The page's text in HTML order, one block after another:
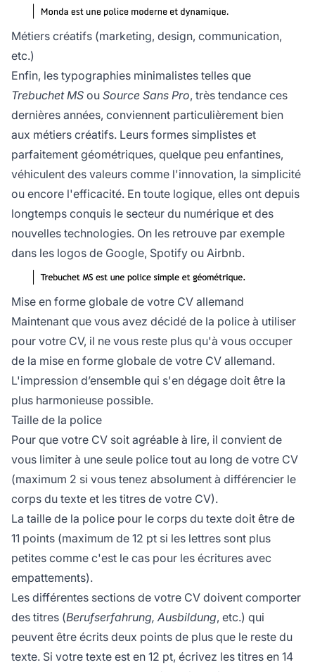
Métiers créatifs (marketing, design, communication,
etc.)
Enfin, les typographies minimalistes telles que
Trebuchet MS ou Source Sans Pro, très tendance ces
dernières années, conviennent particulièrement bien
aux métiers créatifs. Leurs formes simplistes et
parfaitement géométriques, quelque peu enfantines,
véhiculent des valeurs comme l'innovation, la simplicité
ou encore l'efficacité. En toute logique, elles ont depuis
longtemps conquis le secteur du numérique et des
nouvelles technologies. On les retrouve par exemple
dans les logos de Google, Spotify ou Airbnb.
Mise en forme globale de votre CV allemand
Maintenant que vous avez décidé de la police à utiliser
pour votre CV, il ne vous reste plus qu'à vous occuper
de la mise en forme globale de votre CV allemand.
L'impression d’ensemble qui s'en dégage doit être la
plus harmonieuse possible.
Taille de la police
Pour que votre CV soit agréable à lire, il convient de
vous limiter à une seule police tout au long de votre CV
(maximum 2 si vous tenez absolument à différencier le
corps du texte et les titres de votre CV).
La taille de la police pour le corps du texte doit être de
11 points (maximum de 12 pt si les lettres sont plus
petites comme c'est le cas pour les écritures avec
empattements).
Les différentes sections de votre CV doivent comporter
des titres (Berufserfahrung, Ausbildung, etc.) qui
peuvent être écrits deux points de plus que le reste du
texte. Si votre texte est en 12 pt, écrivez les titres en 14